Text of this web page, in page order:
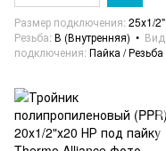
Размер подключения 25х1/2"
Резьба В (Внутренняя)
Вид
подключения Пайка / Резьба